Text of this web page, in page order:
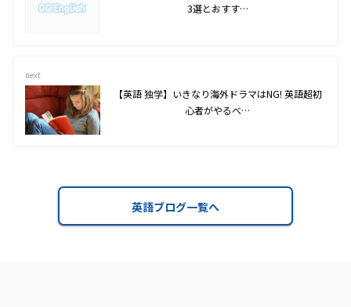
3選とおすす…
next
【英語 独学】いきなり海外ドラマはNG! 英語超初
心者がやるべ…
英語ブログ一覧へ